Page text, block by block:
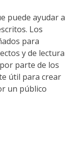
puede ayudar a
Los
para
y de lectura
parte de los
útil para crear
un público